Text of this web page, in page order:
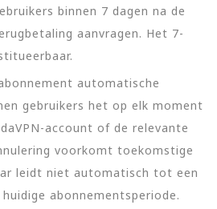
binnen 7 dagen na de
aanvragen. Het 7-
automatische
gebruikers het op elk moment
account of de relevante
voorkomt toekomstige
leidt niet automatisch tot een
abonnementsperiode.